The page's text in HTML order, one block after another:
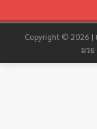
Copyright © 2026
มว